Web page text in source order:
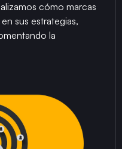
cómo marcas
sus estrategias,
la